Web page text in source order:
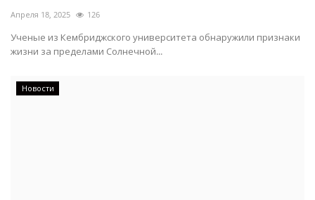
Апреля 18, 2025 126
Ученые из Кембриджского университета обнаружили признаки
жизни за пределами Солнечной...
Новости